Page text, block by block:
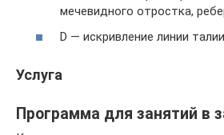
мечевидного отростка,
D — искривление линии талии.
Услуга
Программа для занятий в